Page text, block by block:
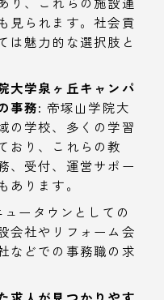
見られます。社会貢
は魅力的な選択肢と
大学泉ヶ丘キャンパ
事務: 帝塚山学院大
の学校、多くの学習
おり、これらの教
、受付、運営サポー
あります。
ュータウンとしての
会社やリフォーム会
などでの事務職の求